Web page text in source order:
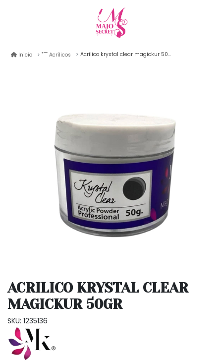
Inicio Acrílicos Acrilico krystal clear magickur 50gr
ACRILICO KRYSTAL CLEAR
MAGICKUR 50GR
SKU: 1235136